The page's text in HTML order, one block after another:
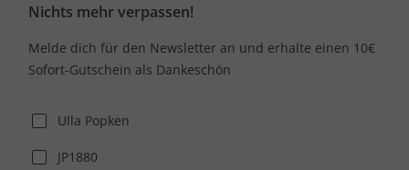
Nichts mehr verpassen!
Melde dich für den Newsletter an und erhalte einen 10€
Sofort-Gutschein als Dankeschön
Ulla Popken
JP1880